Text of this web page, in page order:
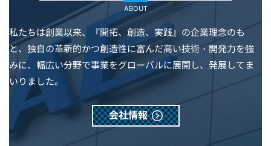
ABOUT
私たちは創業以来、『開拓、創造、実践』の企業理念のも
と、独自の革新的かつ創造性に富んだ高い技術・開発力を強
みに、幅広い分野で事業をグローバルに展開し、発展してま
いりました。
会社情報